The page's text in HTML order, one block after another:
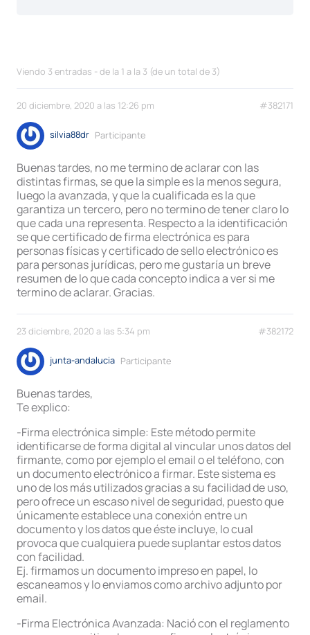
Viendo 3 entradas - de la 1 a la 3 (de un total de 3)
20 diciembre, 2020 a las 12:26 pm #382171
silvia88dr Participante
Buenas tardes, no me termino de aclarar con las
distintas firmas, se que la simple es la menos segura,
luego la avanzada, y que la cualificada es la que
garantiza un tercero, pero no termino de tener claro lo
que cada una representa. Respecto a la identificación
se que certificado de firma electrónica es para
personas físicas y certificado de sello electrónico es
para personas jurídicas, pero me gustaría un breve
resumen de lo que cada concepto indica a ver si me
termino de aclarar. Gracias.
23 diciembre, 2020 a las 5:34 pm #382172
junta-andalucia Participante
Buenas tardes,
Te explico:
-Firma electrónica simple: Este método permite
identificarse de forma digital al vincular unos datos del
firmante, como por ejemplo el email o el teléfono, con
un documento electrónico a firmar. Este sistema es
uno de los más utilizados gracias a su facilidad de uso,
pero ofrece un escaso nivel de seguridad, puesto que
únicamente establece una conexión entre un
documento y los datos que éste incluye, lo cual
provoca que cualquiera puede suplantar estos datos
con facilidad.
Ej. firmamos un documento impreso en papel, lo
escaneamos y lo enviamos como archivo adjunto por
email.
-Firma Electrónica Avanzada: Nació con el reglamento